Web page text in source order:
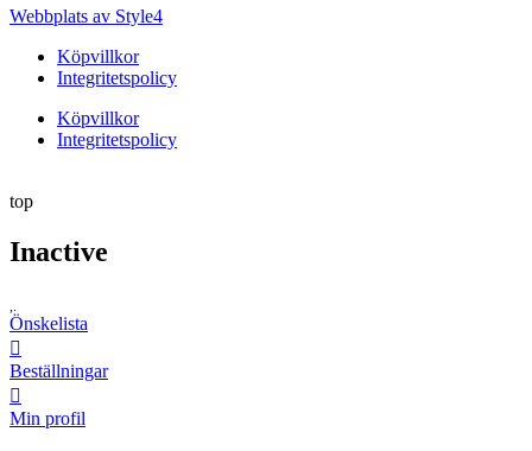
Webbplats av Style4
Köpvillkor
Integritetspolicy
Köpvillkor
Integritetspolicy
top
Inactive
Önskelista
Beställningar
Min profil